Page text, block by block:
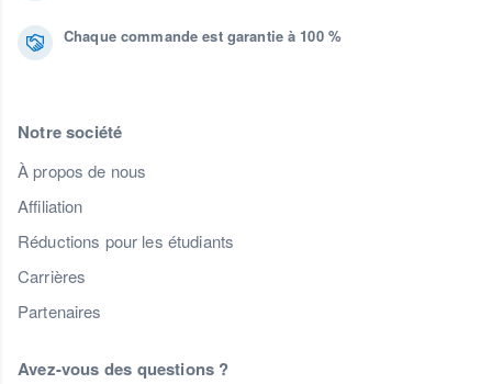
Chaque commande est garantie à 100 %
Notre société
À propos de nous
Affiliation
Réductions pour les étudiants
Carrières
Partenaires
Avez-vous des questions ?